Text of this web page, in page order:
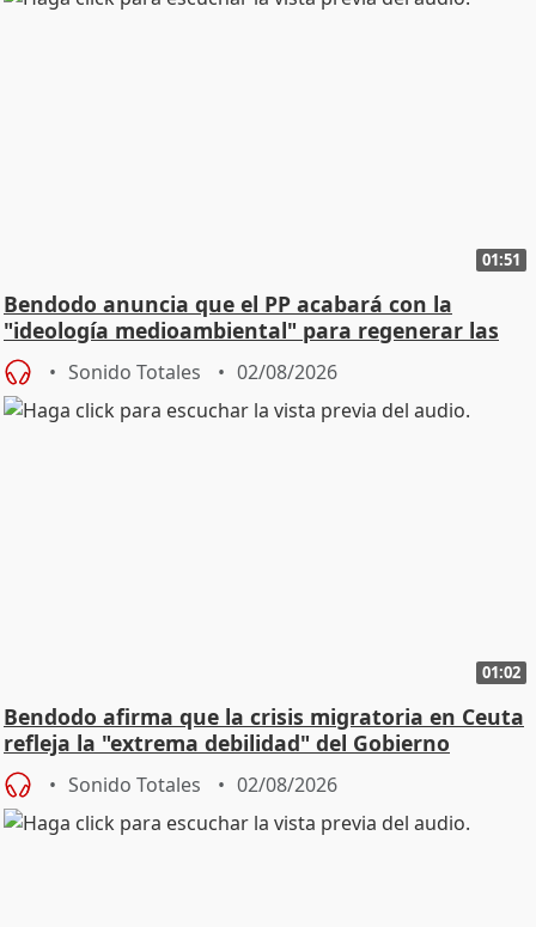
01:51
Bendodo anuncia que el PP acabará con la
"ideología medioambiental" para regenerar las
playas
Sonido Totales 02/08/2026
01:02
Bendodo afirma que la crisis migratoria en Ceuta
refleja la "extrema debilidad" del Gobierno
Sonido Totales 02/08/2026